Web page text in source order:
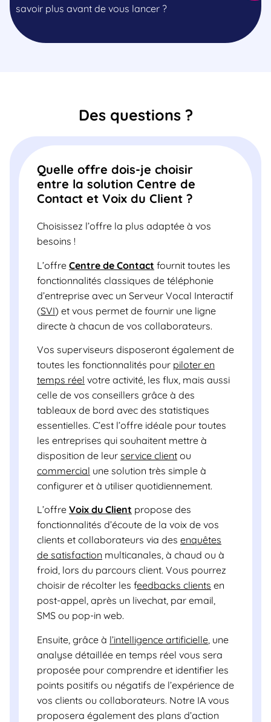
savoir plus avant de vous lancer ?
Des questions ?
Quelle offre dois-je choisir
entre la solution Centre de
Contact et Voix du Client ?
Choisissez l’offre la plus adaptée à vos
besoins !
L’offre Centre de Contact fournit toutes les
fonctionnalités classiques de téléphonie
d’entreprise avec un Serveur Vocal Interactif
(SVI) et vous permet de fournir une ligne
directe à chacun de vos collaborateurs.
Vos superviseurs disposeront également de
toutes les fonctionnalités pour piloter en
temps réel votre activité, les flux, mais aussi
celle de vos conseillers grâce à des
tableaux de bord avec des statistiques
essentielles. C’est l’offre idéale pour toutes
les entreprises qui souhaitent mettre à
disposition de leur service client ou
commercial une solution très simple à
configurer et à utiliser quotidiennement.
L’offre Voix du Client propose des
fonctionnalités d’écoute de la voix de vos
clients et collaborateurs via des enquêtes
de satisfaction multicanales, à chaud ou à
froid, lors du parcours client. Vous pourrez
choisir de récolter les feedbacks clients en
post-appel, après un livechat, par email,
SMS ou pop-in web.
Ensuite, grâce à l’intelligence artificielle , une
analyse détaillée en temps réel vous sera
proposée pour comprendre et identifier les
points positifs ou négatifs de l’expérience de
vos clients ou collaborateurs. Notre IA vous
proposera également des plans d’action